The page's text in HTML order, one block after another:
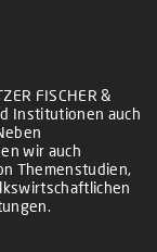
FISCHER &
Institutionen auch
wir auch
Themenstudien,